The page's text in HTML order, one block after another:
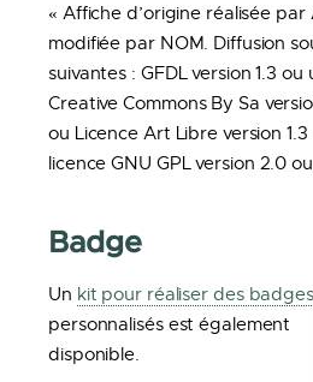
« Affiche d’origine réalisée
modifiée par NOM. Diffusion
suivantes : GFDL version 1.3
Creative Commons By Sa
ou Licence Art Libre version
licence GNU GPL version 2.0
Badge
Un kit pour réaliser des badges
personnalisés est également
disponible.